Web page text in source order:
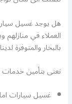
هل يوجد غسيل
العملاء في
بالبخار والمتوفرة
نعنى بتأمين خدمات
غسيل سيارات